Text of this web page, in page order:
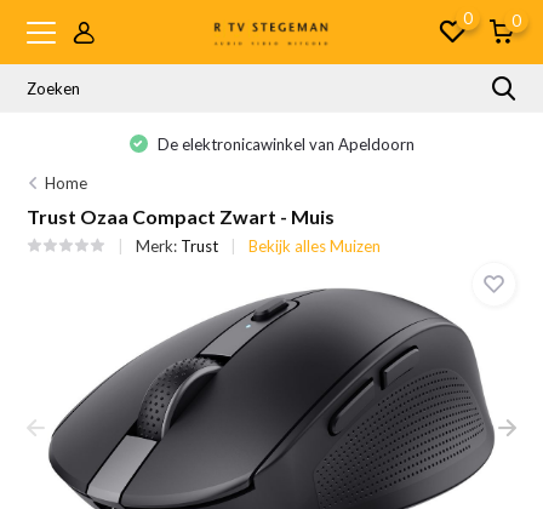
0 0
De elektronicawinkel van Apeldoorn
Home
Trust Ozaa Compact Zwart - Muis
Merk: Trust Bekijk alles Muizen